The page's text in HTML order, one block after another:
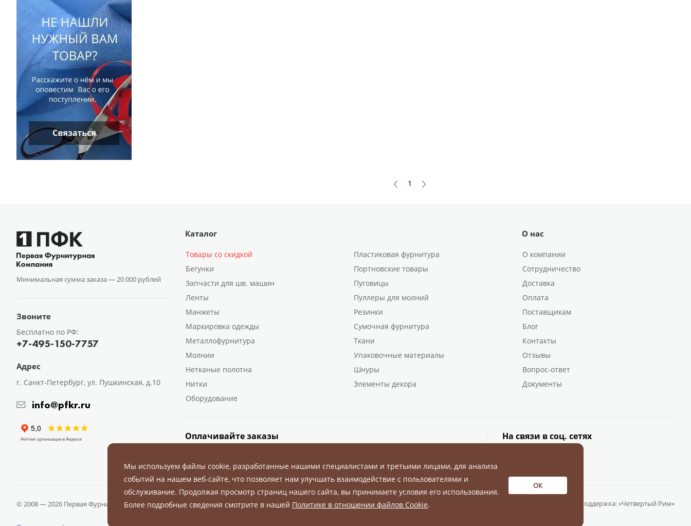
1
Минимальная сумма заказа —20 000 рублей
Звоните
Бесплатно по РФ:
+7-495-150-7757
Адрес
г. Санкт-Петербург, ул. Пушкинская, д.10
info@pfkr.ru
Каталог
Товары со скидкой
Бегунки
Запчасти для шв. машин
Ленты
Манжеты
Маркировка одежды
Металлофурнитура
Молнии
Нетканые полотна
Нитки
Оборудование
Пластиковая фурнитура
Портновские товары
Пуговицы
Пуллеры для молний
Резинки
Сумочная фурнитура
Ткани
Упаковочные материалы
Шнуры
Элементы декора
О нас
О компании
Сотрудничество
Доставка
Оплата
Поставщикам
Блог
Контакты
Отзывы
Вопрос-ответ
Документы
Оплачивайте заказы На связи в соц. сетях
© 2008 — 2026 Первая Фурнитурная Компания.Все права защищены. Разработка и поддержка:«Четвертый Рим»
Мы используем файлы cookie, разработанные нашими специалистами и третьими лицами, для анализа
событий на нашем веб-сайте, что позволяет нам улучшать взаимодействие с пользователями и
обслуживание. Продолжая просмотр страниц нашего сайта, вы принимаете условия его использования.
Более подробные сведения смотрите в нашей Политике в отношении файлов Cookie.
ОК